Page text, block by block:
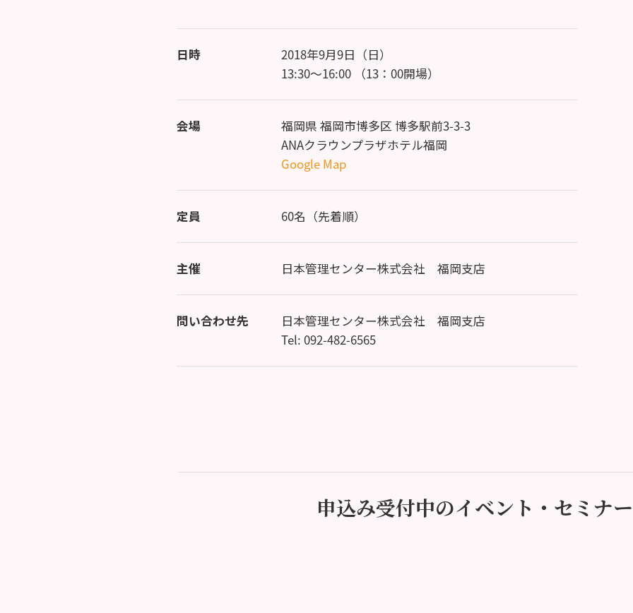
日時
2018年9月9日（日）
13:30～16:00 （13：00開場）
会場
福岡県 福岡市博多区 博多駅前3-3-3
ANAクラウンプラザホテル福岡
Google Map
定員 60名（先着順）
主催 日本管理センター株式会社 福岡支店
問い合わせ先
日本管理センター株式会社 福岡支店
Tel: 092-482-6565
申込み受付中のイベント・セミナー